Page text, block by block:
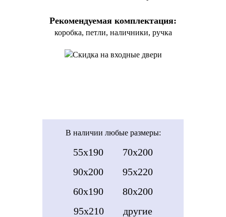
Рекомендуемая комплектация:
коробка, петли, наличники, ручка
В наличии любые размеры:
55x190
70x200
90x200
95x220
60x190
80x200
95x210
другие